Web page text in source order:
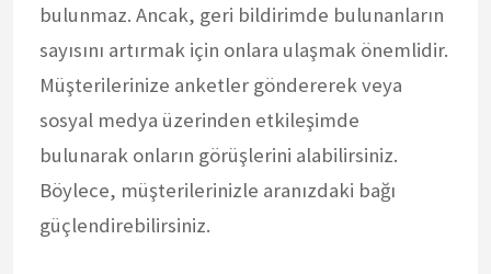
bulunmaz. Ancak, geri bildirimde bulunanların
sayısını artırmak için onlara ulaşmak önemlidir.
Müşterilerinize anketler göndererek veya
sosyal medya üzerinden etkileşimde
bulunarak onların görüşlerini alabilirsiniz.
Böylece, müşterilerinizle aranızdaki bağı
güçlendirebilirsiniz.